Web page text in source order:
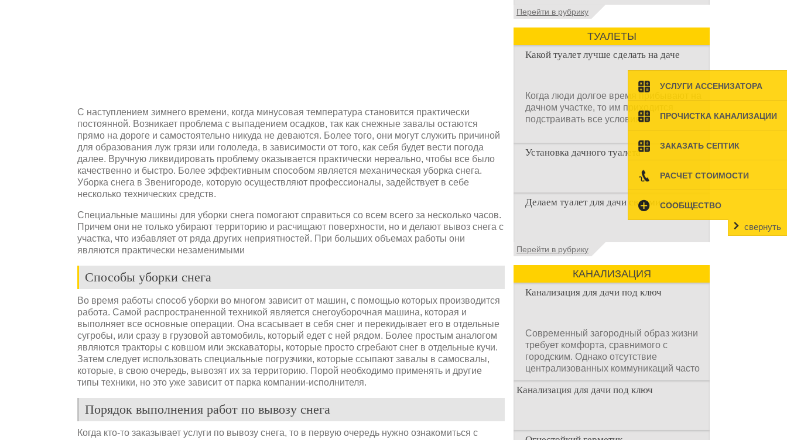
УСЛУГИ АССЕНИЗАТОРА
ПРОЧИСТКА КАНАЛИЗАЦИИ
ЗАКАЗАТЬ СЕПТИК
РАСЧЕТ СТОИМОСТИ
СООБЩЕСТВО
свернуть
С наступлением зимнего времени, когда минусовая температура становится практически
постоянной. Возникает проблема с выпадением осадков, так как снежные завалы остаются
прямо на дороге и самостоятельно никуда не деваются. Более того, они могут служить причиной
для образования луж грязи или гололеда, в зависимости от того, как себя будет вести погода
далее. Вручную ликвидировать проблему оказывается практически нереально, чтобы все было
качественно и быстро. Более эффективным способом является механическая уборка снега.
Уборка снега в Звенигороде, которую осуществляют профессионалы, задействует в себе
несколько технических средств.
Специальные машины для уборки снега помогают справиться со всем всего за несколько часов.
Причем они не только убирают территорию и расчищают поверхности, но и делают вывоз снега с
участка, что избавляет от ряда других неприятностей. При больших объемах работы они
являются практически незаменимыми
Способы уборки снега
Во время работы способ уборки во многом зависит от машин, с помощью которых производится
работа. Самой распространенной техникой является снегоуборочная машина, которая и
выполняет все основные операции. Она всасывает в себя снег и перекидывает его в отдельные
сугробы, или сразу в грузовой автомобиль, который едет с ней рядом. Более простым аналогом
являются тракторы с ковшом или экскаваторы, которые просто сгребают снег в отдельные кучи.
Затем следует использовать специальные погрузчики, которые ссыпают завалы в самосвалы,
которые, в свою очередь, вывозят их за территорию. Порой необходимо применять и другие
типы техники, но это уже зависит от парка компании-исполнителя.
Порядок выполнения работ по вывозу снега
Когда кто-то заказывает услуги по вывозу снега, то в первую очередь нужно ознакомиться с
Установка септика Тверь - важнейший
аспект утилизации сточных вод в частных
домах и на загородных
Перейти в рубрику
ТУАЛЕТЫ
Какой туалет лучше сделать на даче
Когда люди долгое время прибывают на
дачном участке, то им приходится
подстраивать все условия
Установка дачного туалета
Наличие туалета на даче не является
необходимостью для каждого дачника.
Делаем туалет для дачи своими руками
Туалеты для дачи – это устройства, с
которых начинается благоустройство
дачного участка, частного
Перейти в рубрику
КАНАЛИЗАЦИЯ
Канализация для дачи под ключ
Современный загородный образ жизни
требует комфорта, сравнимого с
городским. Однако отсутствие
централизованных коммуникаций часто
становится главным препятствием.
Многие владельцы ошибочно полагают,
Канализация для дачи под ключ